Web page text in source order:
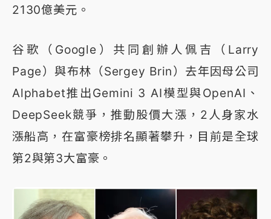
2130億美元。
谷歌（Google）共同創辦人佩吉（Larry
Page）與布林（Sergey Brin）去年因母公司
Alphabet推出Gemini 3 AI模型與OpenAI、
DeepSeek競爭，推動股價大漲，2人身家水
漲船高，在富豪榜排名顯著攀升，目前是全球
第2與第3大富豪。